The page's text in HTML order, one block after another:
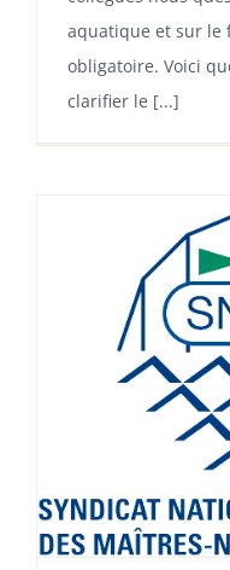
aquatique et sur le
obligatoire. Voici
clarifier le [...]